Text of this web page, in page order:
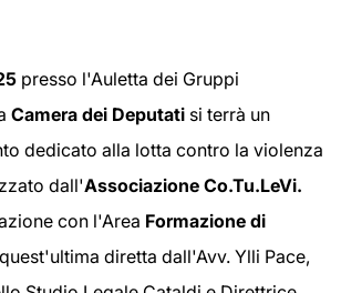
presso l'Auletta dei Gruppi
Camera dei Deputati si terrà un
dedicato alla lotta contro la violenza
dall'Associazione Co.Tu.LeVi.
con l'Area Formazione di
diretta dall'Avv. Ylli Pace,